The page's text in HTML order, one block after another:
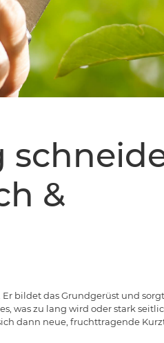
&
Er bildet das Grundgerüst und
was zu lang wird oder stark
dann neue, fruchttragende